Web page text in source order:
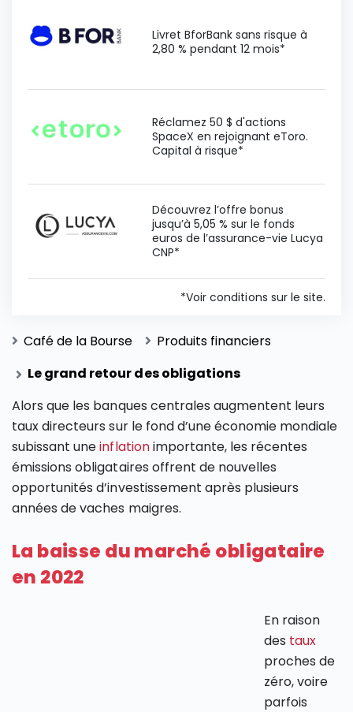
Livret BforBank sans risque à
2,80 % pendant 12 mois*
Réclamez 50 $ d'actions
SpaceX en rejoignant eToro.
Capital à risque*
Découvrez l’offre bonus
jusqu’à 5,05 % sur le fonds
euros de l’assurance-vie Lucya
CNP*
*Voir conditions sur le site.
Café de la Bourse
Produits financiers
Le grand retour des obligations
Alors que les banques centrales augmentent leurs
taux directeurs sur le fond d’une économie mondiale
subissant uneinflationimportante, les récentes
émissions obligataires offrent de nouvelles
opportunités d’investissement après plusieurs
années de vaches maigres.
La baisse du marché obligataire
en 2022
En raison
des taux
proches de
zéro, voire
parfois